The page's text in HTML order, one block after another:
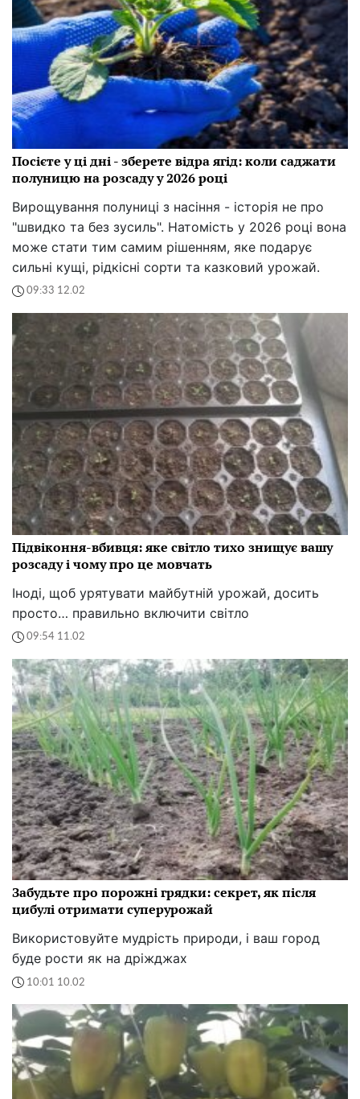
Посієте у ці дні - зберете відра ягід: коли саджати
полуницю на розсаду у 2026 році
Вирощування полуниці з насіння - історія не про
"швидко та без зусиль". Натомість у 2026 році вона
може стати тим самим рішенням, яке подарує
сильні кущі, рідкісні сорти та казковий урожай.
09:33 12.02
Підвіконня-вбивця: яке світло тихо знищує вашу
розсаду і чому про це мовчать
Іноді, щоб урятувати майбутній урожай, досить
просто… правильно включити світло
09:54 11.02
Забудьте про порожні грядки: секрет, як після
цибулі отримати суперурожай
Використовуйте мудрість природи, і ваш город
буде рости як на дріжджах
10:01 10.02